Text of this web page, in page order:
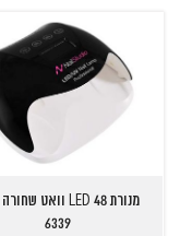
6339